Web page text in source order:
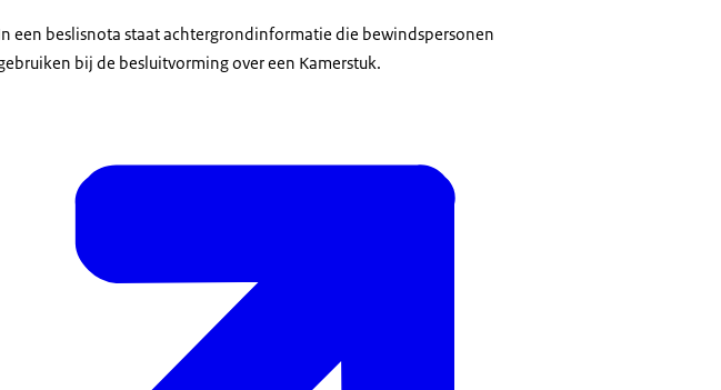
een beslisnota staat achtergrondinformatie die bewindspersonen
bij de besluitvorming over een Kamerstuk.